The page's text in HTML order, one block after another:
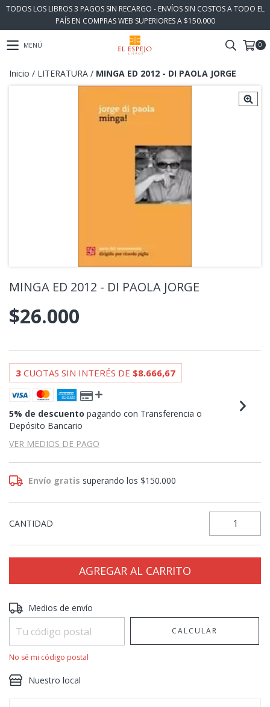
TODOS LOS LIBROS 3 PAGOS SIN RECARGO - ENVÍOS SIN COSTOS A TODO EL
PAÍS EN COMPRAS WEB SUPERIORES A $150.000
MENÚ 0
Inicio / LITERATURA / MINGA ED 2012 - DI PAOLA JORGE
MINGA ED 2012 - DI PAOLA JORGE
$26.000
3 CUOTAS SIN INTERÉS DE $8.666,67
5% de descuento pagando con Transferencia o
Depósito Bancario
VER MEDIOS DE PAGO
Envío gratis superando los$150.000
CANTIDAD
Entregas para el CP:
Medios de envío
CALCULAR
No sé mi código postal
Nuestro local